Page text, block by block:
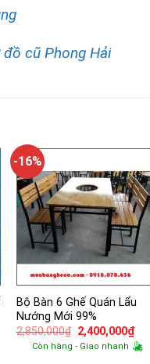
cũ Phong Hải
-16%
Bộ Bàn 6 Ghế Quán Lẩu
Nướng Mới 99%
2,850,000₫ Giá
gốc
là:
2,400,000₫Giá
hiện
tại
Còn hàng - Giao nhanh